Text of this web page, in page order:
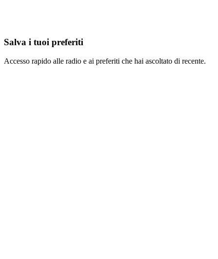
Salva i tuoi preferiti
Accesso rapido alle radio e ai preferiti che hai ascoltato di recente.